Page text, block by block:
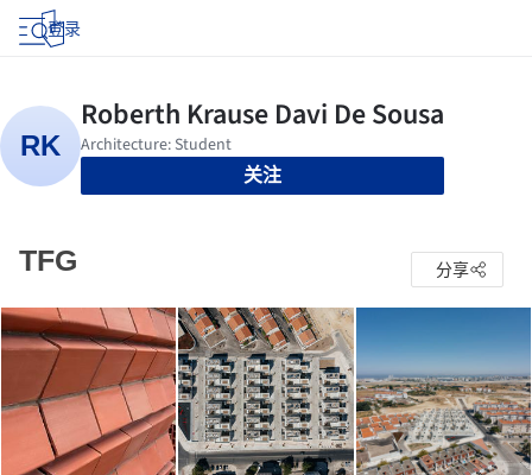
登录
关注
TFG 分享